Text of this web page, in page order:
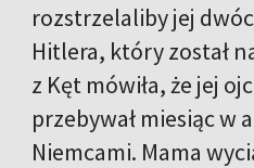
rozstrzelaliby jej
Hitlera, który został
z Kęt mówiła, że jej
przebywał miesiąc w
Niemcami. Mama